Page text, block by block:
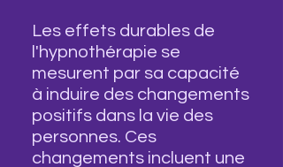
Les effets durables de
l'hypnothérapie se
mesurent par sa capacité
à induire des changements
positifs dans la vie des
personnes. Ces
changements incluent une